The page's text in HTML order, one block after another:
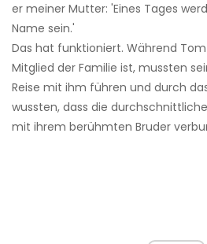
er meiner Mutter: 'Eines Tages
Name sein.'
Das hat funktioniert. Während
Mitglied der Familie ist, mussten
Reise mit ihm führen und durch
wussten, dass die
mit ihrem berühmten Bruder